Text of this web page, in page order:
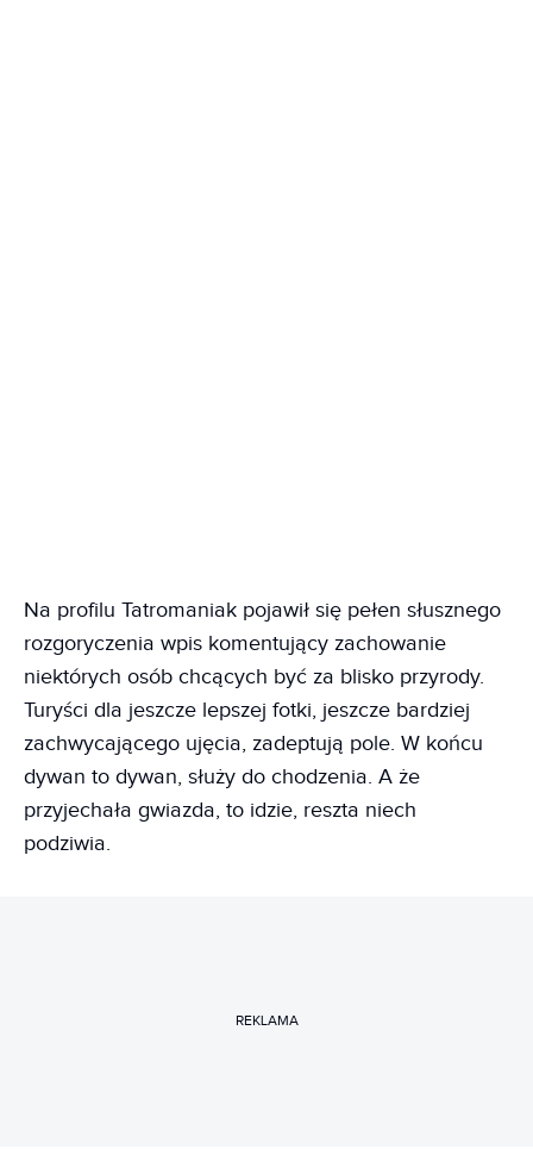
Na profilu Tatromaniak pojawił się pełen słusznego
rozgoryczenia wpis komentujący zachowanie
niektórych osób chcących być za blisko przyrody.
Turyści dla jeszcze lepszej fotki, jeszcze bardziej
zachwycającego ujęcia, zadeptują pole. W końcu
dywan to dywan, służy do chodzenia. A że
przyjechała gwiazda, to idzie, reszta niech
podziwia.
REKLAMA